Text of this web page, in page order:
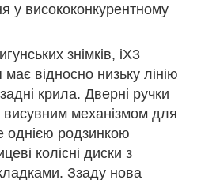
у висококонкурентному
знімків, iX3
відносно низьку лінію
крила. Дверні ручки
висувним механізмом для
родзинкою
колісні диски з
Ззаду нова